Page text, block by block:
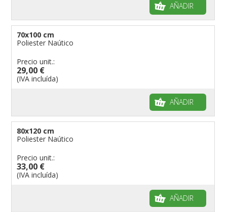
AÑADIR
70x100 cm
Poliester Naútico
Precio unit.:
29,00 €
(IVA incluída)
AÑADIR
80x120 cm
Poliester Naútico
Precio unit.:
33,00 €
(IVA incluída)
AÑADIR